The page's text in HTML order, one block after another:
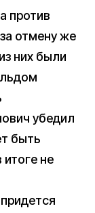
против
отмену же
них были
убедил
быть
итоге не